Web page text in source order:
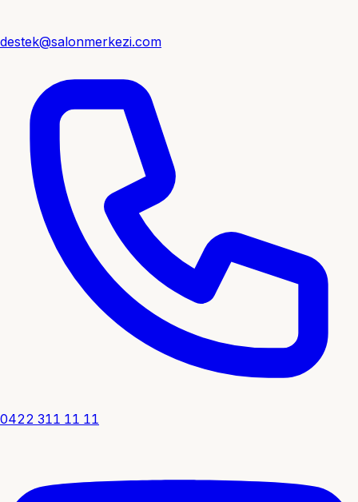
destek@salonmerkezi.com
0422 311 11 11